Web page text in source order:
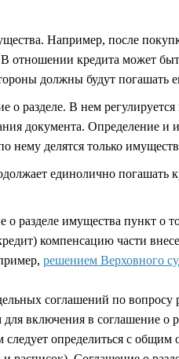
Например, после
отношении кредита может
должны будут погашать
разделе. В нем регулируется
документа. Определение и
нему делятся только
единолично погашать
разделе имущества пункт о
компенсацию части
решением Верховного
соглашений по вопросу
включения в соглашение о
определиться с